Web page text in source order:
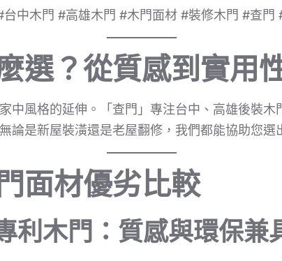
中木門 #高雄木門 #木門面材 #裝修木門 #查門
選？從質感到實用
中風格的延伸。「查門」專注台中、高雄後裝木
論是新屋裝潢還是老屋翻修，我們都能協助您選
面材優劣比較
利木門：質感與環保兼